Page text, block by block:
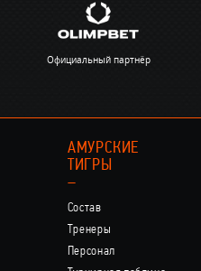
Официальный партнёр
АМУРСКИЕ
ТИГРЫ
–
Состав
Тренеры
Персонал